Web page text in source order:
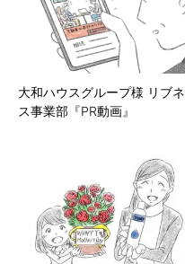
大和ハウスグループ様 リブネ
ス事業部『PR動画』